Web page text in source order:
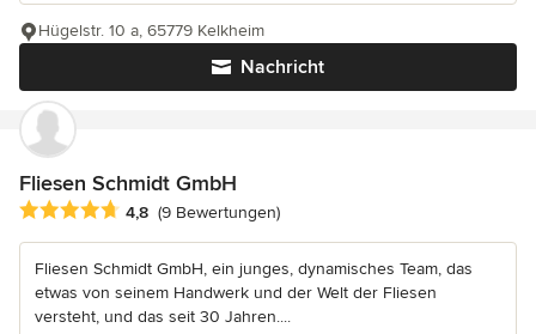
Nachricht
Hügelstr. 10 a, 65779 Kelkheim
Fliesen Schmidt GmbH
Durchschnittliche Bewertung: 4.8 von 5 Sternen
4,8 (9 Bewertungen)
Fliesen Schmidt GmbH, ein junges, dynamisches Team, das
etwas von seinem Handwerk und der Welt der Fliesen
versteht, und das seit 30 Jahren....